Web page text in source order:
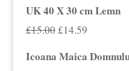
UK 40 X 30 cm Lemn
£15.00Prețul
£14.59Prețul
Icoana Maica